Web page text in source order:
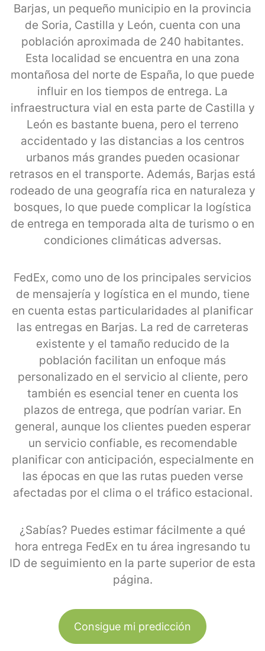
Barjas, un pequeño municipio en la provincia
de Soria, Castilla y León, cuenta con una
población aproximada de 240 habitantes.
Esta localidad se encuentra en una zona
montañosa del norte de España, lo que puede
influir en los tiempos de entrega. La
infraestructura vial en esta parte de Castilla y
León es bastante buena, pero el terreno
accidentado y las distancias a los centros
urbanos más grandes pueden ocasionar
retrasos en el transporte. Además, Barjas está
rodeado de una geografía rica en naturaleza y
bosques, lo que puede complicar la logística
de entrega en temporada alta de turismo o en
condiciones climáticas adversas.
FedEx, como uno de los principales servicios
de mensajería y logística en el mundo, tiene
en cuenta estas particularidades al planificar
las entregas en Barjas. La red de carreteras
existente y el tamaño reducido de la
población facilitan un enfoque más
personalizado en el servicio al cliente, pero
también es esencial tener en cuenta los
plazos de entrega, que podrían variar. En
general, aunque los clientes pueden esperar
un servicio confiable, es recomendable
planificar con anticipación, especialmente en
las épocas en que las rutas pueden verse
afectadas por el clima o el tráfico estacional.
¿Sabías? Puedes estimar fácilmente a qué
hora entrega FedEx en tu área ingresando tu
ID de seguimiento en la parte superior de esta
página.
Consigue mi predicción